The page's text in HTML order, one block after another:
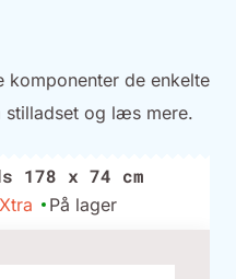
de enkelte
og læs mere.
178 x 74 cm
På lager